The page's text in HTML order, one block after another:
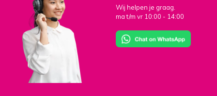
Wij helpen je graag.
ma t/m vr 10:00 - 14:00